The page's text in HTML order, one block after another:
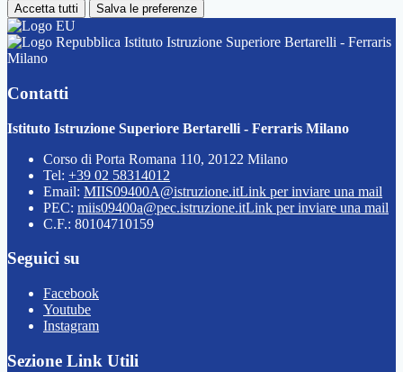
Accetta tutti Salva le preferenze
Istituto Istruzione Superiore Bertarelli - Ferraris
Milano
Contatti
Istituto Istruzione Superiore Bertarelli - Ferraris Milano
Corso di Porta Romana 110, 20122 Milano
Tel: +39 02 58314012
Email: MIIS09400A@istruzione.itLink per inviare una mail
PEC: miis09400a@pec.istruzione.itLink per inviare una mail
C.F.: 80104710159
Seguici su
Facebook
Youtube
Instagram
Sezione Link Utili